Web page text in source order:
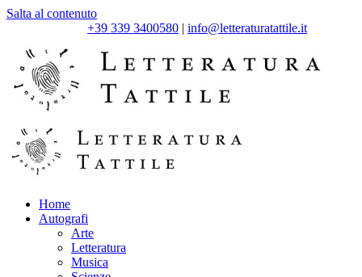
Salta al contenuto
+39 339 3400580 | info@letteraturatattile.it
Home
Autografi
Arte
Letteratura
Musica